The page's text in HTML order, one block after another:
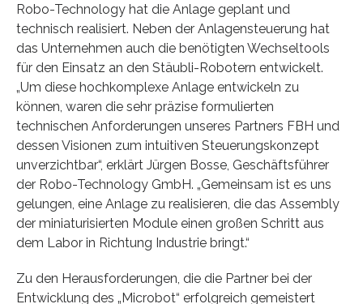
Robo-Technology hat die Anlage geplant und
technisch realisiert. Neben der Anlagensteuerung hat
das Unternehmen auch die benötigten Wechseltools
für den Einsatz an den Stäubli-Robotern entwickelt.
„Um diese hochkomplexe Anlage entwickeln zu
können, waren die sehr präzise formulierten
technischen Anforderungen unseres Partners FBH und
dessen Visionen zum intuitiven Steuerungskonzept
unverzichtbar“, erklärt Jürgen Bosse, Geschäftsführer
der Robo-Technology GmbH. „Gemeinsam ist es uns
gelungen, eine Anlage zu realisieren, die das Assembly
der miniaturisierten Module einen großen Schritt aus
dem Labor in Richtung Industrie bringt.“
Zu den Herausforderungen, die die Partner bei der
Entwicklung des „Microbot“ erfolgreich gemeistert